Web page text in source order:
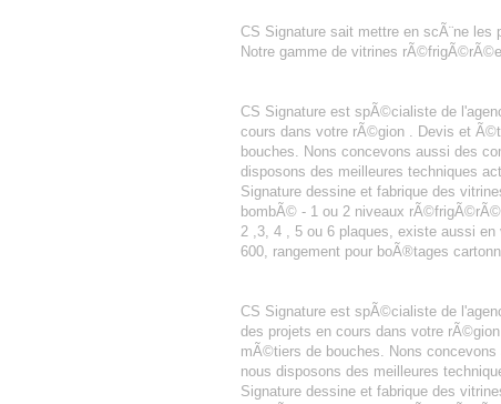
CS Signature sait mettre en scÃ¨ne
Notre gamme de vitrines
CS Signature est spÃ©cialiste de
cours dans votre rÃ©gion . Devis et
bouches. Nons concevons aussi des
disposons des meilleures techniques
Signature dessine et fabrique des
bombÃ© - 1 ou 2 niveaux
2 ,3, 4 , 5 ou 6 plaques, existe aussi
600, rangement pour boÃ®tages
CS Signature est spÃ©cialiste de
des projets en cours dans votre
mÃ©tiers de bouches. Nons
nous disposons des meilleures
Signature dessine et fabrique des